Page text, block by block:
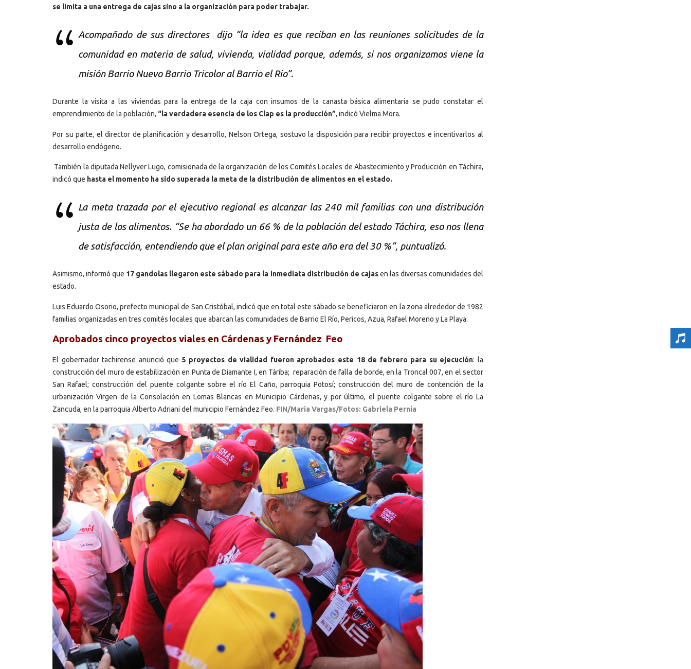
se limita a una entrega de cajas sino a la organización para poder trabajar.
Acompañado de sus directores dijo “la idea es que reciban en las reuniones solicitudes de la
comunidad en materia de salud, vivienda, vialidad porque, además, si nos organizamos viene la
misión Barrio Nuevo Barrio Tricolor al Barrio el Río”.
Durante la visita a las viviendas para la entrega de la caja con insumos de la canasta básica alimentaria se pudo constatar el
emprendimiento de la población, “la verdadera esencia de los Clap es la producción”, indicó Vielma Mora.
Por su parte, el director de planificación y desarrollo, Nelson Ortega, sostuvo la disposición para recibir proyectos e incentivarlos al
desarrollo endógeno.
También la diputada Nellyver Lugo, comisionada de la organización de los Comités Locales de Abastecimiento y Producción en Táchira,
indicó que hasta el momento ha sido superada la meta de la distribución de alimentos en el estado.
La meta trazada por el ejecutivo regional es alcanzar las 240 mil familias con una distribución
justa de los alimentos. “Se ha abordado un 66 % de la población del estado Táchira, eso nos llena
de satisfacción, entendiendo que el plan original para este año era del 30 %”, puntualizó.
Asimismo, informó que 17 gandolas llegaron este sábado para la inmediata distribución de cajasen las diversas comunidades del
estado.
Luis Eduardo Osorio, prefecto municipal de San Cristóbal, indicó que en total este sábado se beneficiaron en la zona alrededor de 1982
familias organizadas en tres comités locales que abarcan las comunidades de Barrio El Río, Pericos, Azua, Rafael Moreno y La Playa.
Aprobados cinco proyectos viales en Cárdenas y Fernández Feo
El gobernador tachirense anunció que 5 proyectos de vialidad fueron aprobados este 18 de febrero para su ejecución: la
construcción del muro de estabilización en Punta de Diamante I, en Táriba; reparación de falla de borde, en la Troncal 007, en el sector
San Rafael; construcción del puente colgante sobre el río El Caño, parroquia Potosí; construcción del muro de contención de la
urbanización Virgen de la Consolación en Lomas Blancas en Municipio Cárdenas, y por último, el puente colgante sobre el río La
Zancuda, en la parroquia Alberto Adriani del municipio Fernández Feo. FIN/María Vargas/Fotos: Gabriela Pernía